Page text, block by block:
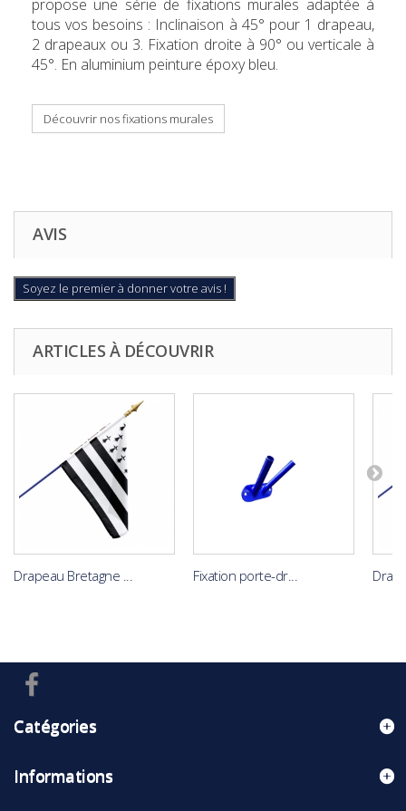
propose une série de fixations murales adaptée à
tous vos besoins : Inclinaison à 45° pour 1 drapeau,
2 drapeaux ou 3. Fixation droite à 90° ou verticale à
45°. En aluminium peinture époxy bleu.
Découvrir nos fixations murales
AVIS
Soyez le premier à donner votre avis !
ARTICLES À DÉCOUVRIR
Drapeau Bretagne ... Fixation porte-dr...
Catégories
Informations